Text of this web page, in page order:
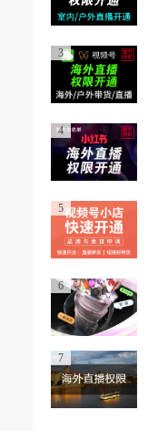
3
4
5
6
7